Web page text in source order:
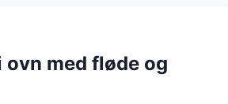
med fløde og